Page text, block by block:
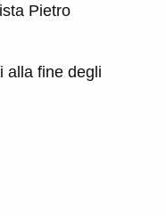
Pietro
alla fine degli